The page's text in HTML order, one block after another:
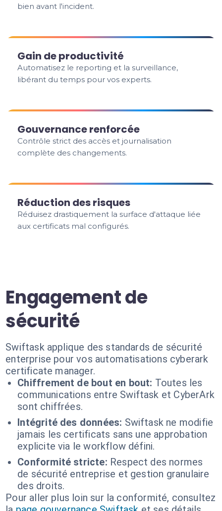
bien avant l'incident.
Gain de productivité
Automatisez le reporting et la surveillance,
libérant du temps pour vos experts.
Gouvernance renforcée
Contrôle strict des accès et journalisation
complète des changements.
Réduction des risques
Réduisez drastiquement la surface d'attaque liée
aux certificats mal configurés.
Engagement de
sécurité
Swiftask applique des standards de sécurité
enterprise pour vos automatisations cyberark
certificate manager.
Chiffrement de bout en bout: Toutes les
communications entre Swiftask et CyberArk
sont chiffrées.
Intégrité des données: Swiftask ne modifie
jamais les certificats sans une approbation
explicite via le workflow défini.
Conformité stricte: Respect des normes
de sécurité entreprise et gestion granulaire
des droits.
Pour aller plus loin sur la conformité, consultez